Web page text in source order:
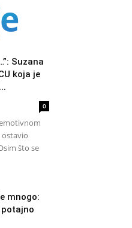
Suzana
koja je
0
što se
mnogo: